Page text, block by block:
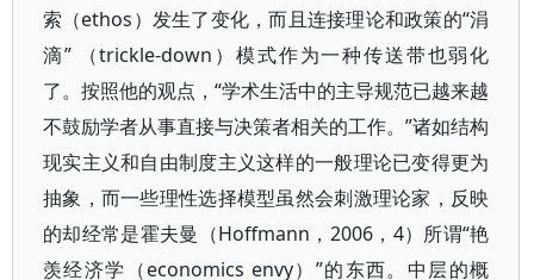
索（ethos）发生了变化，而且连接理论和政策的“涓
滴” （trickle-down）模式作为一种传送带也弱化
了。按照他的观点，“学术生活中的主导规范已越来越
不鼓励学者从事直接与决策者相关的工作。”诸如结构
现实主义和自由制度主义这样的一般理论已变得更为
抽象，而一些理性选择模型虽然会刺激理论家，反映
的却经常是霍夫曼（Hoffmann，2006，4）所谓“艳
羡经济学（economics envy）”的东西。中层的概